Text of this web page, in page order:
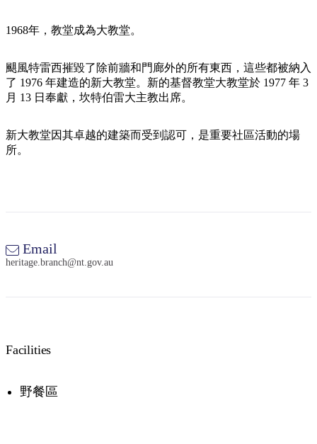
尋:
Sign
up
1968年，教堂成為大教堂。
颶風特雷西摧毀了除前牆和門廊外的所有東西，這些都被納入
了 1976 年建造的新大教堂。新的基督教堂大教堂於 1977 年 3
月 13 日奉獻，坎特伯雷大主教出席。
新大教堂因其卓越的建築而受到認可，是重要社區活動的場
所。
Email
heritage.branch@nt.gov.au
Facilities
野餐區